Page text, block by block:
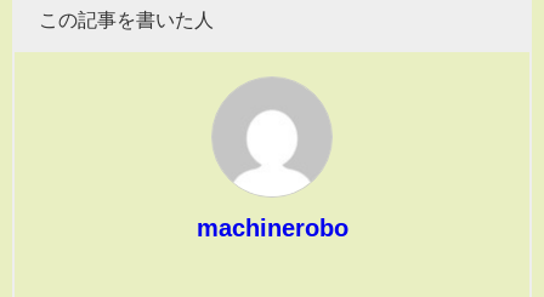
この記事を書いた人
machinerobo